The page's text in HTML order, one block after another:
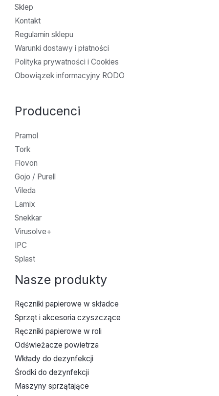
Sklep
Kontakt
Regulamin sklepu
Warunki dostawy i płatności
Polityka prywatności i Cookies
Obowiązek informacyjny RODO
Producenci
Pramol
Tork
Flovon
Gojo / Purell
Vileda
Lamix
Snekkar
Virusolve+
IPC
Splast
Nasze produkty
Ręczniki papierowe w składce
Sprzęt i akcesoria czyszczące
Ręczniki papierowe w roli
Odświeżacze powietrza
Wkłady do dezynfekcji
Środki do dezynfekcji
Maszyny sprzątające